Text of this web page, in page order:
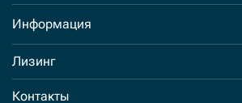
Информация
Лизинг
Контакты